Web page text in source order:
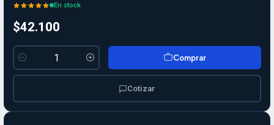
En stock
$42.100
Cantidad
Comprar
Cotizar